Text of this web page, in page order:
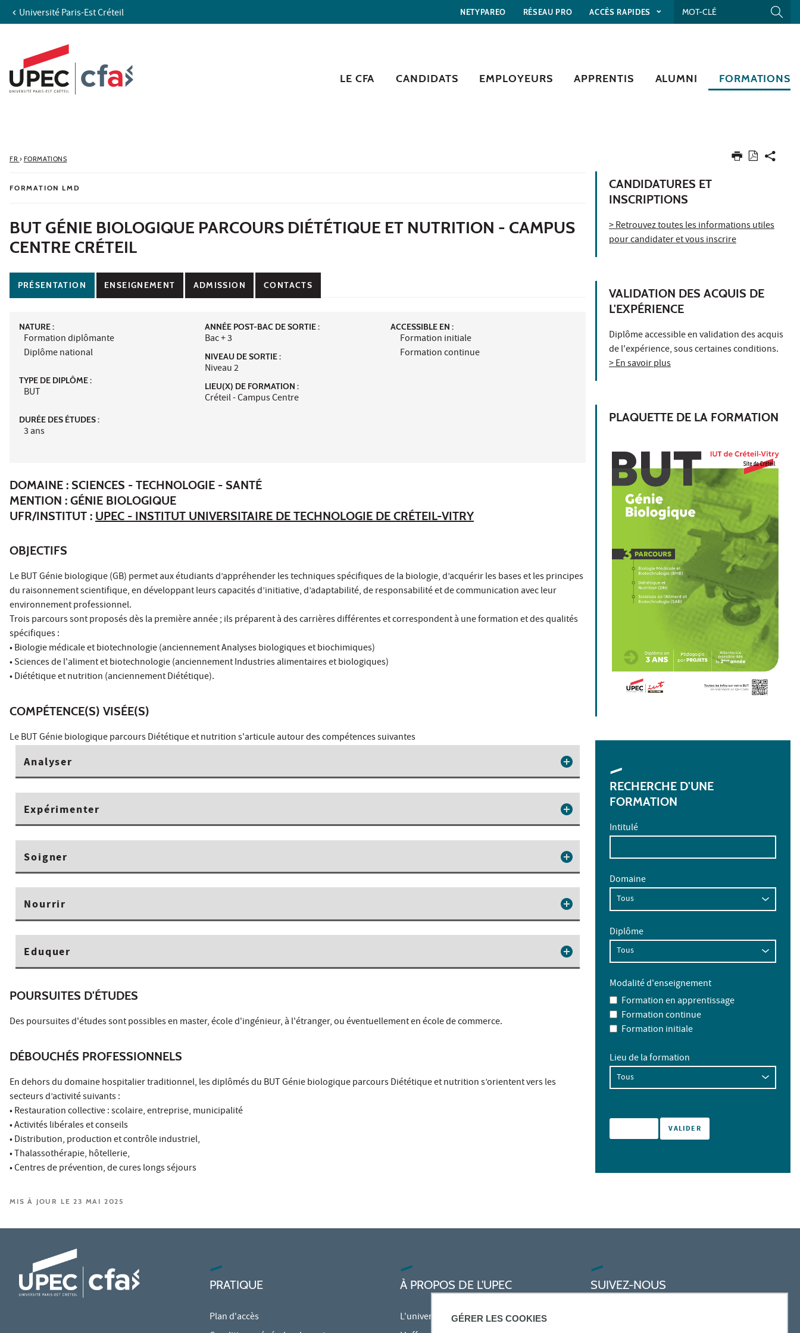
GÉRER LES COOKIES
Aller au contenu
Accès directs
Recherche
Université Paris-Est Créteil NETYPAREO RÉSEAU PRO ACCÈS RAPIDES
LE CFA CANDIDATS EMPLOYEURS APPRENTIS ALUMNI FORMATIONS
FR › FORMATIONS
FORMATION LMD
BUT GÉNIE BIOLOGIQUE PARCOURS DIÉTÉTIQUE ET NUTRITION - CAMPUS
CENTRE CRÉTEIL
PRÉSENTATION ENSEIGNEMENT ADMISSION CONTACTS
NATURE :
Formation diplômante
Diplôme national
TYPE DE DIPLÔME :
BUT
DURÉE DES ÉTUDES :
3 ans
ANNÉE POST-BAC DE SORTIE :
Bac + 3
NIVEAU DE SORTIE :
Niveau 2
LIEU(X) DE FORMATION :
Créteil - Campus Centre
ACCESSIBLE EN :
Formation initiale
Formation continue
DOMAINE : SCIENCES - TECHNOLOGIE - SANTÉ
MENTION : GÉNIE BIOLOGIQUE
UFR/INSTITUT : UPEC - INSTITUT UNIVERSITAIRE DE TECHNOLOGIE DE CRÉTEIL-VITRY
OBJECTIFS
Le BUT Génie biologique (GB) permet aux étudiants d’appréhender les techniques spécifiques de la biologie, d’acquérir les bases et les principes
du raisonnement scientifique, en développant leurs capacités d’initiative, d’adaptabilité, de responsabilité et de communication avec leur
environnement professionnel.
Trois parcours sont proposés dès la première année ; ils préparent à des carrières différentes et correspondent à une formation et des qualités
spécifiques :
• Biologie médicale et biotechnologie (anciennement Analyses biologiques et biochimiques)
• Sciences de l'aliment et biotechnologie (anciennement Industries alimentaires et biologiques)
• Diététique et nutrition (anciennement Diététique).
COMPÉTENCE(S) VISÉE(S)
Le BUT Génie biologique parcours Diététique et nutrition s'articule autour des compétences suivantes
Analyser
Expérimenter
Soigner
Nourrir
Eduquer
POURSUITES D'ÉTUDES
Des poursuites d'études sont possibles en master, école d'ingénieur, à l'étranger, ou éventuellement en école de commerce.
DÉBOUCHÉS PROFESSIONNELS
En dehors du domaine hospitalier traditionnel, les diplômés du BUT Génie biologique parcours Diététique et nutrition s’orientent vers les
secteurs d’activité suivants :
• Restauration collective : scolaire, entreprise, municipalité
• Activités libérales et conseils
• Distribution, production et contrôle industriel,
• Thalassothérapie, hôtellerie,
• Centres de prévention, de cures longs séjours
MIS À JOUR LE 23 MAI 2025
CANDIDATURES ET
INSCRIPTIONS
> Retrouvez toutes les informations utiles
pour candidater et vous inscrire
VALIDATION DES ACQUIS DE
L'EXPÉRIENCE
Diplôme accessible en validation des acquis
de l'expérience, sous certaines conditions.
> En savoir plus
PLAQUETTE DE LA FORMATION
RECHERCHE D'UNE
FORMATION
Intitulé
Domaine
Diplôme
Modalité d'enseignement
Formation en apprentissage
Formation continue
Formation initiale
Lieu de la formation
PRATIQUE
Plan d'accès
À PROPOS DE L'UPEC
L'université
SUIVEZ-NOUS